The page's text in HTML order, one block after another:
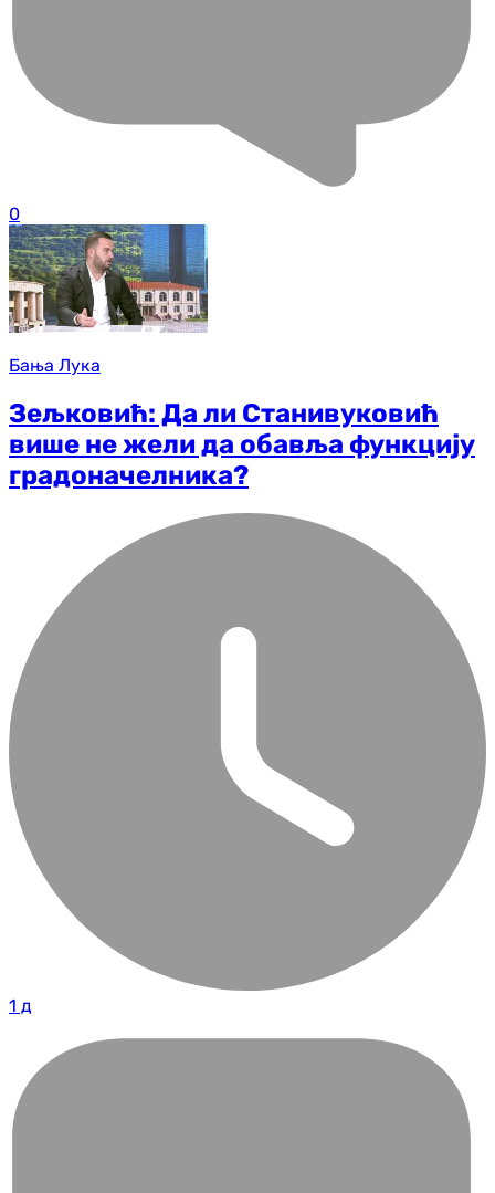
0
Бања Лука
Зељковић: Да ли Станивуковић
више не жели да обавља функцију
градоначелника?
1 д